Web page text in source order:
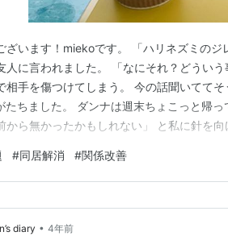
ざいます！miekoです。 「ハリネズミの
人に言われました。 「なにそれ？どうい
相手を傷つけてしまう。 今の話聞いてて
たちました。 ダンナは週末ちょこっと帰
から無かったかもしれない」 と私に針を
～ 距離って大切だ。 ◎「一緒に住んでた
てよかった。
#同居解消 #関係改善
diary • 4年前